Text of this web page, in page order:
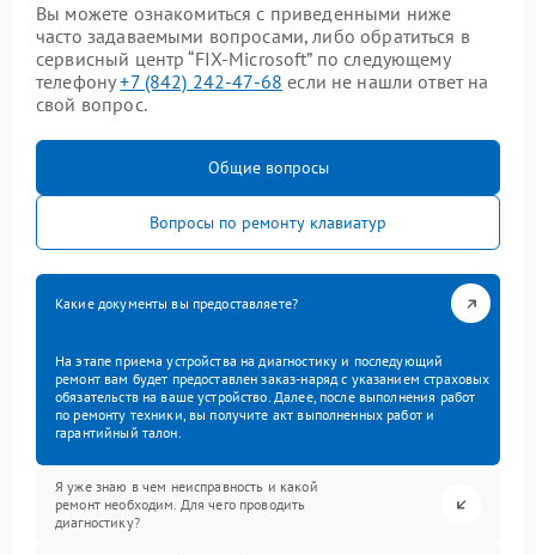
Вы можете ознакомиться с приведенными ниже
часто задаваемыми вопросами, либо обратиться в
сервисный центр “FIX-Microsoft” по следующему
телефону+7 (842) 242-47-68 если не нашли ответ на
свой вопрос.
Общие вопросы
Вопросы по ремонту клавиатур
Какие документы вы предоставляете?
На этапе приема устройства на диагностику и последующий
ремонт вам будет предоставлен заказ-наряд с указанием страховых
обязательств на ваше устройство. Далее, после выполнения работ
по ремонту техники, вы получите акт выполненных работ и
гарантийный талон.
Я уже знаю в чем неисправность и какой
ремонт необходим. Для чего проводить
диагностику?